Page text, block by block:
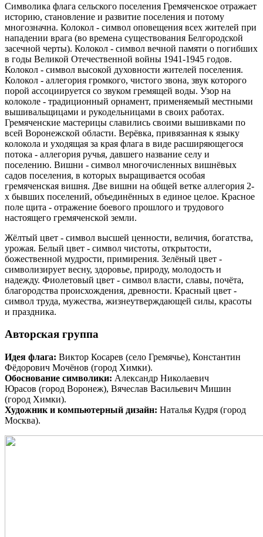
Символика флага сельского поселения Гремяченское отражает
историю, становление и развитие поселения и потому
многозначна. Колокол - символ оповещения всех жителей при
нападении врага (во времена существования Белгородской
засечной черты). Колокол - символ вечной памяти о погибших
в годы Великой Отечественной войны 1941-1945 годов.
Колокол - символ высокой духовности жителей поселения.
Колокол - аллегория громкого, чистого звона, звук которого
порой ассоциируется со звуком гремящей воды. Узор на
колоколе - традиционный орнамент, применяемый местными
вышивальщицами и рукодельницами в своих работах.
Гремяченские мастерицы славились своими вышивками по
всей Воронежской области. Верёвка, привязанная к языку
колокола и уходящая за края флага в виде расширяющегося
потока - аллегория ручья, давшего название селу и
поселению. Вишни - символ многочисленных вишнёвых
садов поселения, в которых выращивается особая
гремяченская вишня. Две вишни на общей ветке аллегория 2-
х бывших поселений, объединённых в единое целое. Красное
поле щита - отражение боевого прошлого и трудового
настоящего гремяченской земли.
Жёлтый цвет - символ высшей ценности, величия, богатства,
урожая. Белый цвет - символ чистоты, открытости,
божественной мудрости, примирения. Зелёный цвет -
символизирует весну, здоровье, природу, молодость и
надежду. Фиолетовый цвет - символ власти, славы, почёта,
благородства происхождения, древности. Красный цвет -
символ труда, мужества, жизнеутверждающей силы, красоты
и праздника.
Авторская группа
Идея флага: Виктор Косарев (село Гремячье), Константин
Фёдорович Мочёнов (город Химки).
Обоснование символики: Александр Николаевич
Юрасов (город Воронеж), Вячеслав Васильевич Мишин
(город Химки).
Художник и компьютерный дизайн: Наталья Кудря (город
Москва).